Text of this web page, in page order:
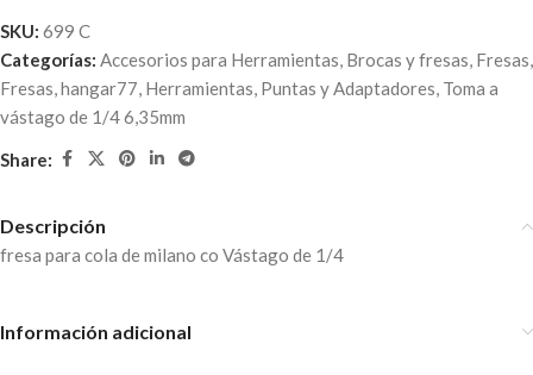
SKU: 699 C
Categorías: Accesorios para Herramientas, Brocas y fresas, Fresas,
Fresas,hangar77, Herramientas, Puntas y Adaptadores, Toma a
vástago de 1/4 6,35mm
Share:
Descripción
fresa para cola de milano co Vástago de 1/4
Información adicional